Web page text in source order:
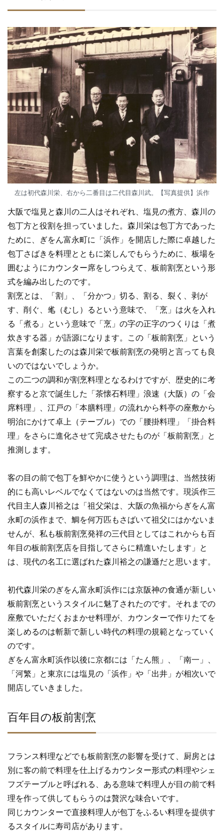
左は初代森川栄、右から二番目は二代目森川武。【写真提供】浜作
大阪で塩見と森川の二人はそれぞれ、塩見の煮方、森川の
包丁方と役割を担っていました。森川栄は包丁方であった
ために、ぎをん富永町に「浜作」を開店した際に卓越した
包丁さばきを料理とともに楽しんでもらうために、板場を
囲むようにカウンター席をしつらえて、板前割烹という形
式を編み出したのです。
割烹とは、「割」、「分かつ」切る、割る、裂く、剥が
す、削ぐ、毟（むし）るという意味で、「烹」は火を入れ
る「煮る」という意味で「烹」の字の正字のつくりは「煮
炊きする器」が語源になります。この「板前割烹」という
言葉を創案したのは森川栄で板前割烹の発明と言っても良
いのではないでしょうか。
この二つの調和が割烹料理となるわけですが、歴史的に考
察すると京で誕生した「茶懐石料理」浪速（大阪）の「会
席料理」、江戸の「本膳料理」の流れから料亭の座敷から
明治にかけて卓上（テーブル）での「腰掛料理」「掛合料
理」をさらに進化させて完成させたものが「板前割烹」と
推測します。
客の目の前で包丁を鮮やかに使うという調理は、当然技術
的にも高いレベルでなくてはないのは当然です。現浜作三
代目主人森川裕之は「祖父栄は、大阪の魚福からぎをん富
永町の浜作まで、鯛を何万匹もさばいて祖父にはかないま
せんが、私も板前割烹発祥の三代目としてはこれからも百
年目の板前割烹店を目指してさらに精進いたします」と
は、現代の名工に選ばれた森川裕之の謙遜だと思います。
初代森川栄のぎをん富永町浜作には京阪神の食通が新しい
板前割烹というスタイルに魅了されたのです。それまでの
座敷でいただくおまかせ料理が、カウンターで作りたてを
楽しめるのは斬新で新しい時代の料理の規範となっていく
のです。
ぎをん富永町浜作以後に京都には「たん熊」、「南一」、
「河繁」と東京には塩見の「浜作」や「出井」が相次いで
開店していきました。
百年目の板前割烹
フランス料理などでも板前割烹の影響を受けて、厨房とは
別に客の前で料理を仕上げるカウンター形式の料理やシェ
フズテーブルと呼ばれる、ある意味で料理人が目の前で料
理を作って供してもらうのは贅沢な味合いです。
同じカウンターで直接料理人が包丁をふるい料理を提供す
るスタイルに寿司店があります。